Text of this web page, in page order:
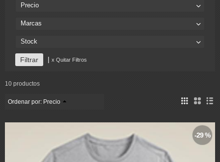
Precio
Marcas
Stock
| x Quitar Filtros
10 productos
Ordenar por: Precio
-29 %